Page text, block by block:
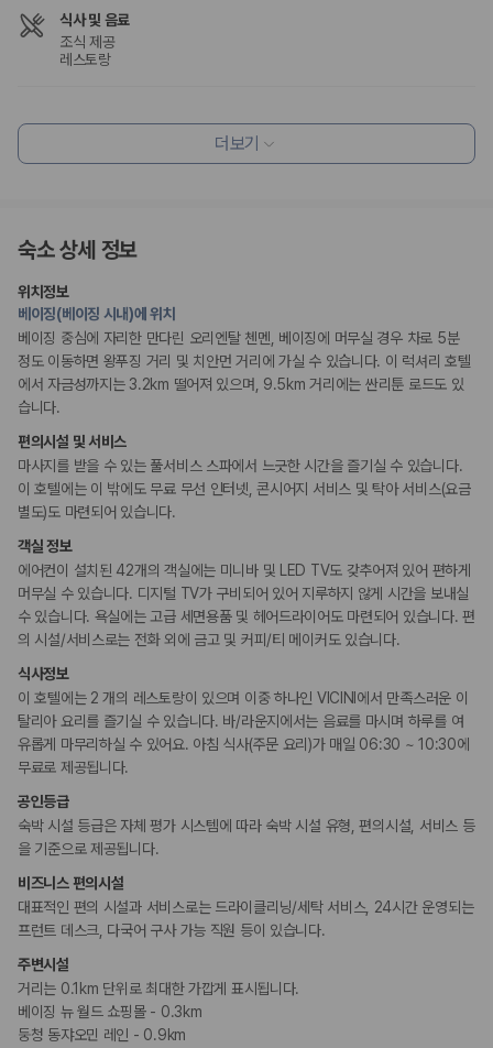
식사 및 음료
조식 제공
레스토랑
짐 보관 서비스
다국어 구사 가능 직원
웰빙 및 피트니스
피트니스/헬스시설
사우나/스파
돌봄 서비스
유모차
비즈니스
흡연 시설
지정 흡연 구역
더보기
숙소 상세 정보
위치정보
베이징(베이징 시내)에 위치
베이징 중심에 자리한 만다린 오리엔탈 첸멘, 베이징에 머무실 경우 차로 5분
정도 이동하면 왕푸징 거리 및 치안먼 거리에 가실 수 있습니다. 이 럭셔리 호텔
에서 자금성까지는 3.2km 떨어져 있으며, 9.5km 거리에는 싼리툰 로드도 있
습니다.
편의시설 및 서비스
마사지를 받을 수 있는 풀서비스 스파에서 느긋한 시간을 즐기실 수 있습니다.
이 호텔에는 이 밖에도 무료 무선 인터넷, 콘시어지 서비스 및 탁아 서비스(요금
별도)도 마련되어 있습니다.
객실 정보
에어컨이 설치된 42개의 객실에는 미니바 및 LED TV도 갖추어져 있어 편하게
머무실 수 있습니다. 디지털 TV가 구비되어 있어 지루하지 않게 시간을 보내실
수 있습니다. 욕실에는 고급 세면용품 및 헤어드라이어도 마련되어 있습니다. 편
의 시설/서비스로는 전화 외에 금고 및 커피/티 메이커도 있습니다.
식사정보
이 호텔에는 2 개의 레스토랑이 있으며 이중 하나인 VICINI에서 만족스러운 이
탈리아 요리를 즐기실 수 있습니다. 바/라운지에서는 음료를 마시며 하루를 여
유롭게 마무리하실 수 있어요. 아침 식사(주문 요리)가 매일 06:30 ~ 10:30에
무료로 제공됩니다.
공인등급
숙박 시설 등급은 자체 평가 시스템에 따라 숙박 시설 유형, 편의시설, 서비스 등
을 기준으로 제공됩니다.
비즈니스 편의시설
대표적인 편의 시설과 서비스로는 드라이클리닝/세탁 서비스, 24시간 운영되는
프런트 데스크, 다국어 구사 가능 직원 등이 있습니다.
주변시설
거리는 0.1km 단위로 최대한 가깝게 표시됩니다.
베이징 뉴 월드 쇼핑몰 - 0.3km
둥청 동쟈오민 레인 - 0.9km